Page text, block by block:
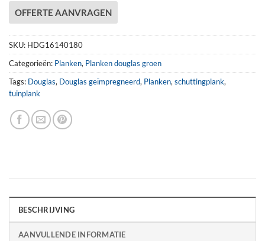
OFFERTE AANVRAGEN
SKU: HDG16140180
Categorieën: Planken, Planken douglas groen
Tags: Douglas, Douglas geïmpregneerd, Planken, schuttingplank,
tuinplank
BESCHRIJVING
AANVULLENDE INFORMATIE